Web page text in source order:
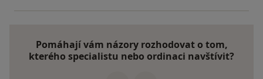
Pomáhají vám názory rozhodovat o tom,
kterého specialistu nebo ordinaci navštívit?